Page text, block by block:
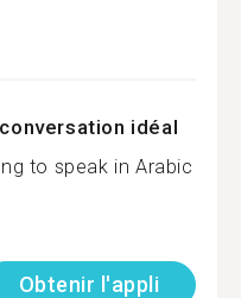
idéal
to speak in Arabic
Obtenir l'appli